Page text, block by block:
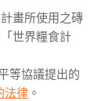
畫所使用之磚
世界糧食計
等協議提出的
法律 。